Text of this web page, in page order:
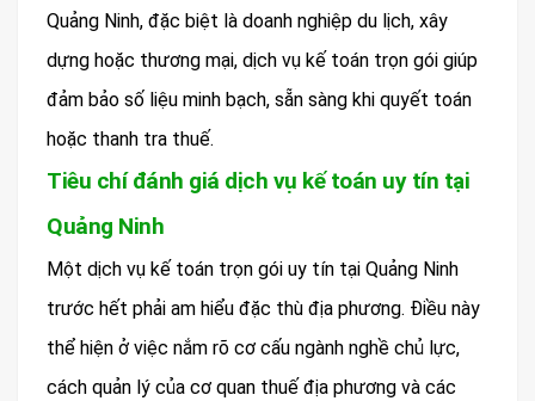
Quảng Ninh, đặc biệt là doanh nghiệp du lịch, xây
dựng hoặc thương mại, dịch vụ kế toán trọn gói giúp
đảm bảo số liệu minh bạch, sẵn sàng khi quyết toán
hoặc thanh tra thuế.
Tiêu chí đánh giá dịch vụ kế toán uy tín tại
Quảng Ninh
Một dịch vụ kế toán trọn gói uy tín tại Quảng Ninh
trước hết phải am hiểu đặc thù địa phương. Điều này
thể hiện ở việc nắm rõ cơ cấu ngành nghề chủ lực,
cách quản lý của cơ quan thuế địa phương và các